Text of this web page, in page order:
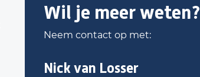
Wil je meer weten?
Neem contact op met:
Nickvan Losser